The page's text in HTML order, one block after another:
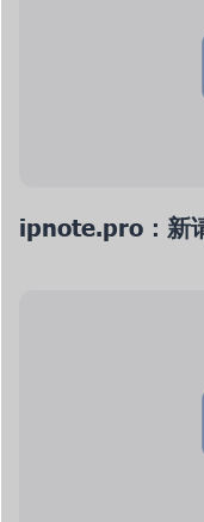
ipnote.pro：新